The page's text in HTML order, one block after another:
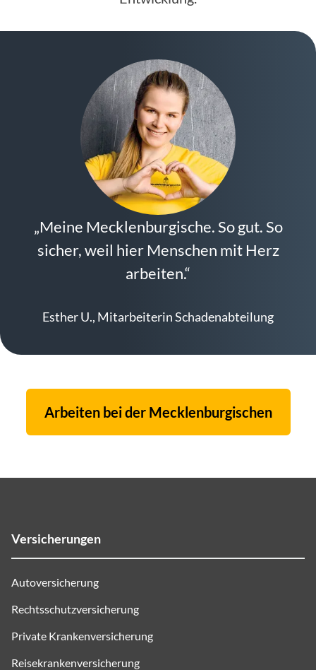
„Meine Mecklenburgische. So gut. So
sicher, weil hier Menschen mit Herz
arbeiten.“
Esther U., Mitarbeiterin Schadenabteilung
Arbeiten bei der Mecklenburgischen
Versicherungen
Autoversicherung
Rechtsschutzversicherung
Private Krankenversicherung
Reisekrankenversicherung